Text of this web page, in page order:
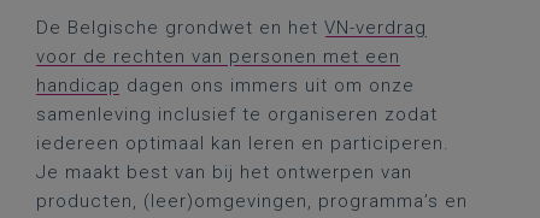
De Belgische grondwet en het VN-verdrag
voor de rechten van personen met een
handicap dagen ons immers uit om onze
samenleving inclusief te organiseren zodat
iedereen optimaal kan leren en participeren.
Je maakt best van bij het ontwerpen van
producten, (leer)omgevingen, programma’s en